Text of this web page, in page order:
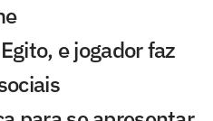
e jogador faz